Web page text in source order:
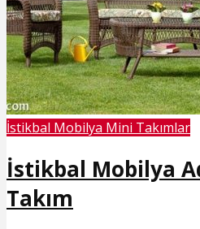
İstikbal Mobilya Mini Takımlar
İstikbal Mobilya
Takım